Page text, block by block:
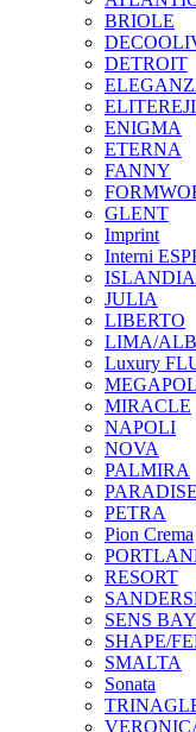
BRIOLE
DETROIT
ENIGMA
ETERNA
FANNY
GLENT
Imprint
Interni
JULIA
LIBERTO
LIMA/
Luxury
MIRACLE
NAPOLI
NOVA
PALMIRA
PARADISE
PETRA
Pion Crema
RESORT
SENS
SHAPE/
SMALTA
Sonata